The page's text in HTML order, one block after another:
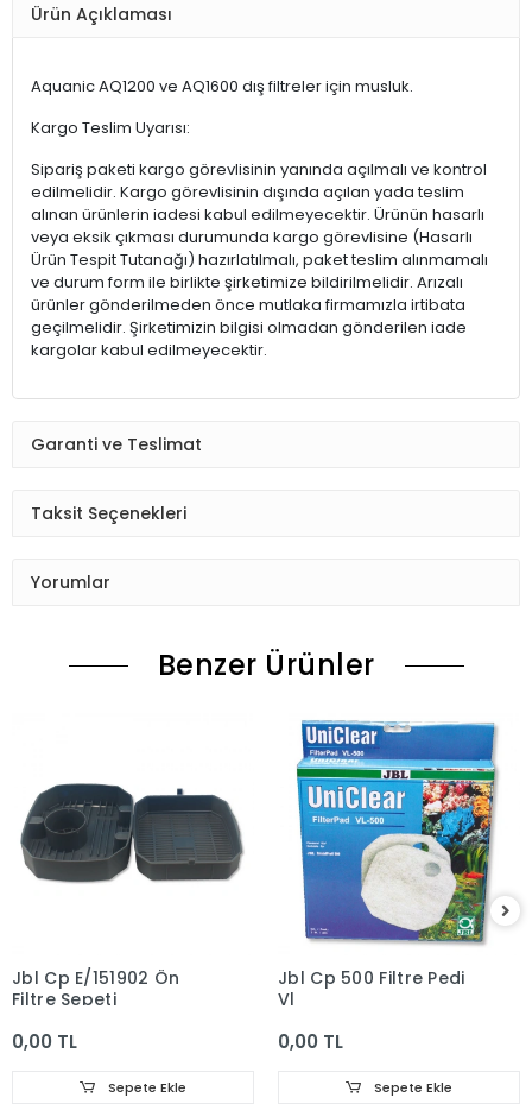
Ürün Açıklaması
Aquanic AQ1200 ve AQ1600 dış filtreler için musluk.
Kargo Teslim Uyarısı:
Sipariş paketi kargo görevlisinin yanında açılmalı ve kontrol
edilmelidir. Kargo görevlisinin dışında açılan yada teslim
alınan ürünlerin iadesi kabul edilmeyecektir. Ürünün hasarlı
veya eksik çıkması durumunda kargo görevlisine (Hasarlı
Ürün Tespit Tutanağı) hazırlatılmalı, paket teslim alınmamalı
ve durum form ile birlikte şirketimize bildirilmelidir. Arızalı
ürünler gönderilmeden önce mutlaka firmamızla irtibata
geçilmelidir. Şirketimizin bilgisi olmadan gönderilen iade
kargolar kabul edilmeyecektir.
Garanti ve Teslimat
Taksit Seçenekleri
Yorumlar
Benzer Ürünler
Jbl Cp E/151902 Ön
Filtre Sepeti
0,00 TL
Sepete Ekle
Jbl Cp 500 Filtre Pedi
Vl
0,00 TL
Sepete Ekle